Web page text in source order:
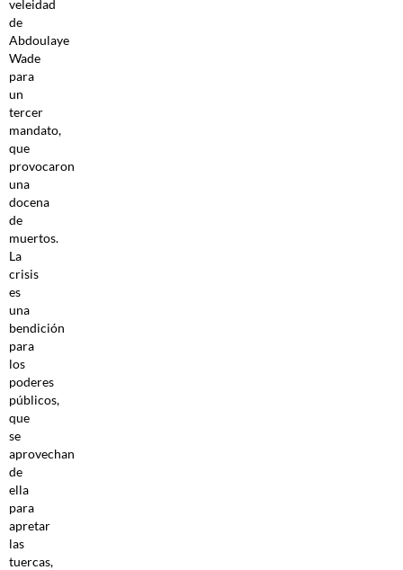
veleidad
de
Abdoulaye
Wade
para
un
tercer
mandato,
que
provocaron
una
docena
de
muertos.
La
crisis
es
una
bendición
para
los
poderes
públicos,
que
se
aprovechan
de
ella
para
apretar
las
tuercas,